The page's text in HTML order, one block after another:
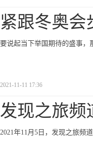
紧跟冬奥会
要说起当下举国期待的盛事，
2021-11-11 17:36
发现之旅频
2021年11月5日，发现之旅频